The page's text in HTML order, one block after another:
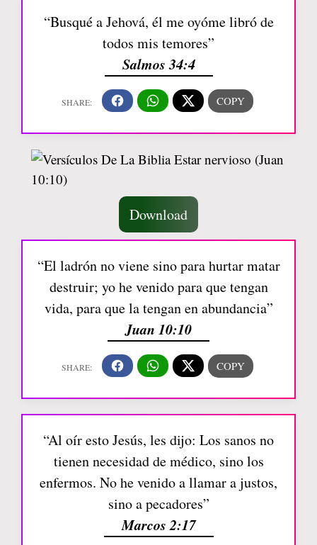
“Busqué a Jehová, él me oyóme libró de
todos mis temores”
Salmos 34:4
Download
“El ladrón no viene sino para hurtar matar
destruir; yo he venido para que tengan
vida, para que la tengan en abundancia”
Juan 10:10
“Al oír esto Jesús, les dijo: Los sanos no
tienen necesidad de médico, sino los
enfermos. No he venido a llamar a justos,
sino a pecadores”
Marcos 2:17